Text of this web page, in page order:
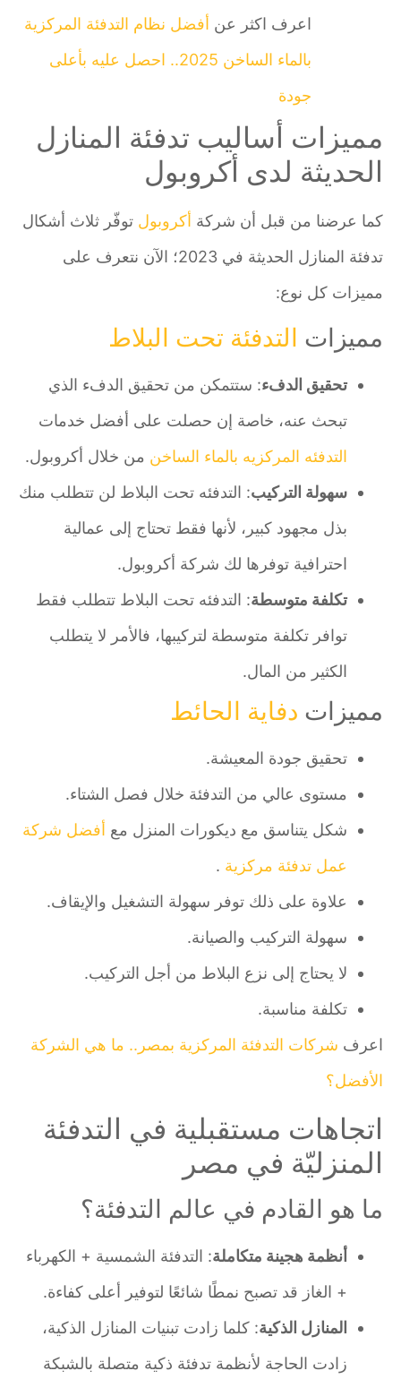
اعرف اكثر عنأفضل نظام التدفئة المركزية
بالماء الساخن 2025.. احصل عليه بأعلى
جودة
مميزات أساليب تدفئة المنازل
الحديثة لدى أكروبول
كما عرضنا من قبل أن شركةأكروبولتوفّر ثلاث أشكال
تدفئة المنازل الحديثة في 2023؛ الآن نتعرف على
مميزات كل نوع:
مميزاتالتدفئة تحت البلاط
تحقيق الدفء: ستتمكن من تحقيق الدفء الذي
تبحث عنه، خاصة إن حصلت على أفضل خدمات
التدفئه المركزيه بالماء الساخنمن خلال أكروبول.
سهولة التركيب: التدفئه تحت البلاط لن تتطلب منك
بذل مجهود كبير، لأنها فقط تحتاج إلى عمالية
احترافية توفرها لك شركة أكروبول.
تكلفة متوسطة: التدفئه تحت البلاط تتطلب فقط
توافر تكلفة متوسطة لتركيبها، فالأمر لا يتطلب
الكثير من المال.
مميزاتدفاية الحائط
تحقيق جودة المعيشة.
مستوى عالي من التدفئة خلال فصل الشتاء.
شكل يتناسق مع ديكورات المنزل معأفضل شركة
عمل تدفئة مركزية .
علاوة على ذلك توفر سهولة التشغيل والإيقاف.
سهولة التركيب والصيانة.
لا يحتاج إلى نزع البلاط من أجل التركيب.
تكلفة مناسبة.
اعرفشركات التدفئة المركزية بمصر.. ما هي الشركة
الأفضل؟
اتجاهات مستقبلية في التدفئة
المنزليّة في مصر
ما هو القادم في عالم التدفئة؟
أنظمة هجينة متكاملة: التدفئة الشمسية + الكهرباء
+ الغاز قد تصبح نمطًا شائعًا لتوفير أعلى كفاءة.
المنازل الذكية: كلما زادت تبنيات المنازل الذكية،
زادت الحاجة لأنظمة تدفئة ذكية متصلة بالشبكة